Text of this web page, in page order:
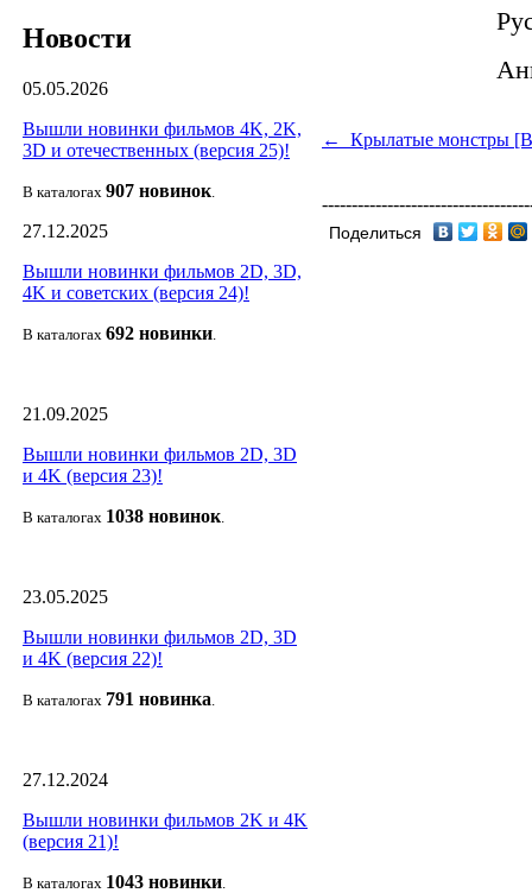
Новости
05.05.2026
Вышли новинки фильмов 4K, 2K,
3D и отечественных (версия 25)!
В каталогах 907 новинок.
27.12.2025
Вышли новинки фильмов 2D, 3D,
4K и советских (версия 24)!
В каталогах 692 новинки.
21.09.2025
Вышли новинки фильмов 2D, 3D
и 4K (версия 23)!
В каталогах 1038 новинок.
23.05.2025
Вышли новинки фильмов 2D, 3D
и 4K (версия 22)!
В каталогах 791 новинка.
27.12.2024
Вышли новинки фильмов 2K и 4K
(версия 21)!
В каталогах 1043 новинки.
← Крылатые монстры
Поделиться